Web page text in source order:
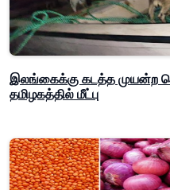
இலங்கைக்கு கடத்த முயன்ற
தமிழகத்தில் மீட்பு